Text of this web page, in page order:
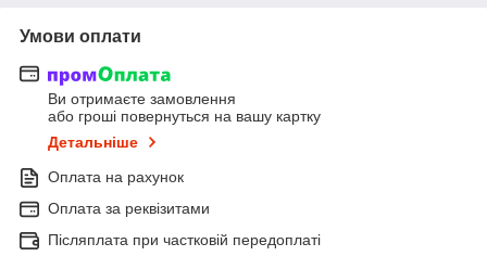
Умови оплати
Ви отримаєте замовлення
або гроші повернуться на вашу картку
Детальніше
Оплата на рахунок
Оплата за реквізитами
Післяплата при частковій передоплаті